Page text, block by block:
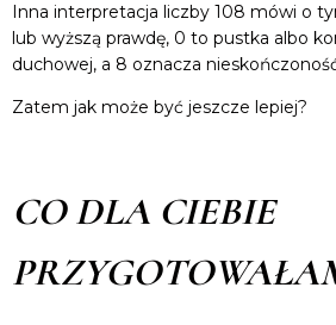
Inna interpretacja liczby 108 mówi o
lub wyższą prawdę, 0 to pustka albo
duchowej, a 8 oznacza
Zatem jak może być jeszcze lepiej?
CO DLA CIEBIE